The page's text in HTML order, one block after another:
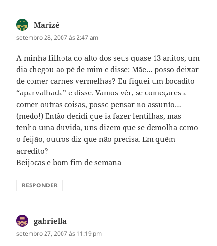
Marizé
setembro 28, 2007 às 2:47 am
A minha filhota do alto dos seus quase 13 anitos, um
dia chegou ao pé de mim e disse: Mãe… posso deixar
de comer carnes vermelhas? Eu fiquei um bocadito
“aparvalhada” e disse: Vamos vêr, se começares a
comer outras coisas, posso pensar no assunto…
(medo!) Então decidi que ia fazer lentilhas, mas
tenho uma duvida, uns dizem que se demolha como
o feijão, outros diz que não precisa. Em quêm
acredito?
Beijocas e bom fim de semana
RESPONDER
gabriella
setembro 27, 2007 às 11:19 pm